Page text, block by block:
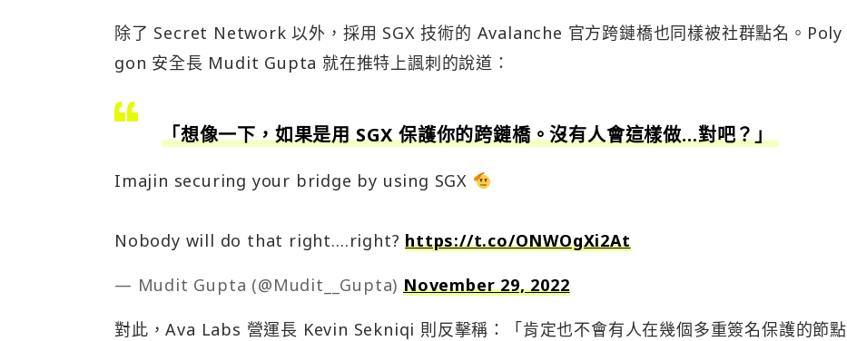
除了 Secret Network 以外，採用 SGX 技術的 Avalanche 官方跨鏈橋也同樣被社群點名。Poly
gon 安全長 Mudit Gupta 就在推特上諷刺的說道：
「想像一下，如果是用 SGX 保護你的跨鏈橋。沒有人會這樣做…對吧？」
Imajin securing your bridge by using SGX
Nobody will do that right….right?https://t.co/ONWOgXi2At
— Mudit Gupta (@Mudit__Gupta) November 29, 2022
對此，Ava Labs 營運長 Kevin Sekniqi 則反擊稱：「肯定也不會有人在幾個多重簽名保護的節點